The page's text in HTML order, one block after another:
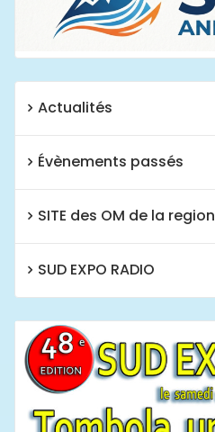
Actualités
Évènements passés
SITE des OM de la region
SUD EXPO RADIO